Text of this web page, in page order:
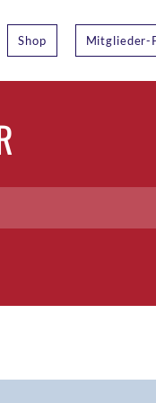
Shop Mitglieder-